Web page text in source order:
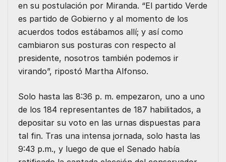
en su postulación por Miranda. “El partido Verde
es partido de Gobierno y al momento de los
acuerdos todos estábamos allí; y así como
cambiaron sus posturas con respecto al
presidente, nosotros también podemos ir
virando”, ripostó Martha Alfonso.
Solo hasta las 8:36 p. m. empezaron, uno a uno
de los 184 representantes de 187 habilitados, a
depositar su voto en las urnas dispuestas para
tal fin. Tras una intensa jornada, solo hasta las
9:43 p.m., y luego de que el Senado había